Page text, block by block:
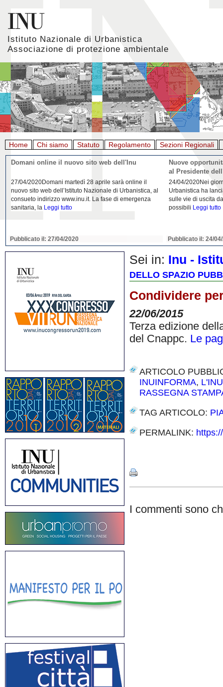
Istituto Nazionale di Urbanistica
Associazione di protezione ambientale
Home Chi siamo Statuto Regolamento Sezioni Regionali
Giornata mondiale della Terra, l'appello di Inu e
22/04/2020L'Istituto Nazionale di Urbanistica (INU) e
l’Associazione italiana di architettura del paesaggio
(AIAPP) in occasione della Giornata Mondiale della
Terra 2020Leggi tutto
Pubblicato il: 22/04/2020
La
21/04/
riflessione da
Domenico
dell'architettura
Pubblicato il:
Sei in: Inu -
DELLO SPAZIO
Condividere
22/06/2015
Terza edizione
del Cnappc. Le
ARTICOLO
INUINFORMA,
RASSEGNA
TAG ARTICOLO:
PERMALINK:
I commenti sono